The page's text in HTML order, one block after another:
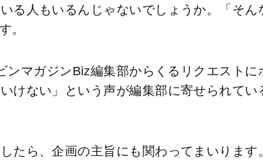
る人もいるんじゃないでしょうか。「そん
。
マガジンBiz編集部からくるリクエストに
けない」という声が編集部に寄せられてい
たら、企画の主旨にも関わってまいります